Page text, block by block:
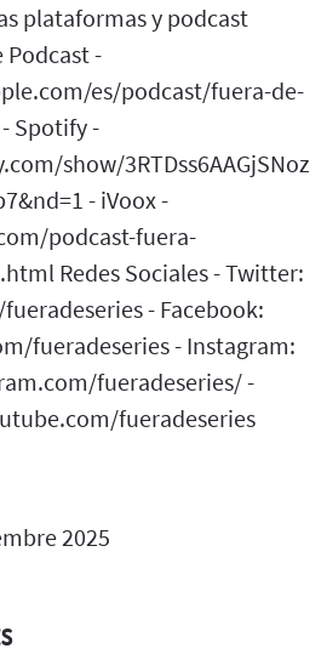
plataformas y podcast
Podcast -
es/podcast/fuera-de-
Spotify -
show/
- iVoox -
podcast-fuera-
Redes Sociales - Twitter:
- Facebook:
fueradeseries - Instagram:
fueradeseries/ -
fueradeseries
2025